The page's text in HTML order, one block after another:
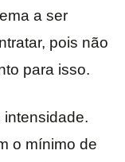
a ser
pois não
para isso.
intensidade.
o mínimo de